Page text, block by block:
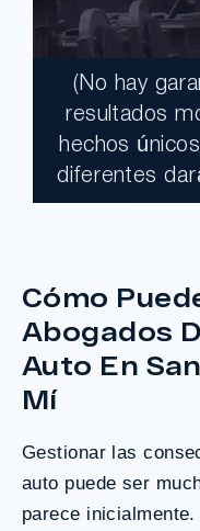
Un jurado
(No hay
resultados
hechos
diferentes
Cómo
Abogados
Auto En
Mí
Gestionar las
auto puede ser
parece